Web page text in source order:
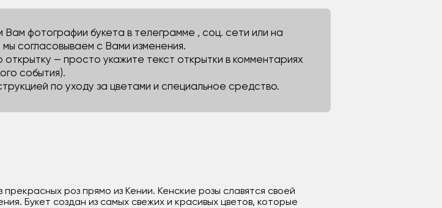
фотографии букета в телеграмме , соц. сети или на
согласовываем с Вами изменения.
— просто укажите текст открытки в комментариях
события).
по уходу за цветами и специальное средство.
роз прямо из Кении. Кенские розы славятся своей
Букет создан из самых свежих и красивых цветов, которые